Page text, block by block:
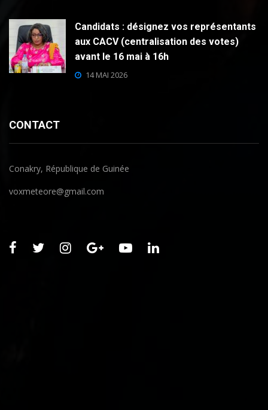
Candidats : désignez vos représentants
aux CACV (centralisation des votes)
avant le 16 mai à 16h
14 MAI 2026
CONTACT
Conakry, République de Guinée
voxmeteore@gmail.com